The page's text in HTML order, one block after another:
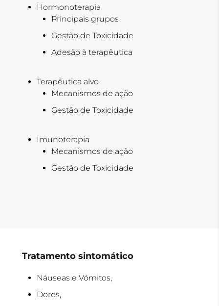
Hormonoterapia
Principais grupos
Gestão de Toxicidade
Adesão à terapêutica
Terapêutica alvo
Mecanismos de ação
Gestão de Toxicidade
Imunoterapia
Mecanismos de ação
Gestão de Toxicidade
Tratamento sintomático
Náuseas e Vómitos,
Dores,